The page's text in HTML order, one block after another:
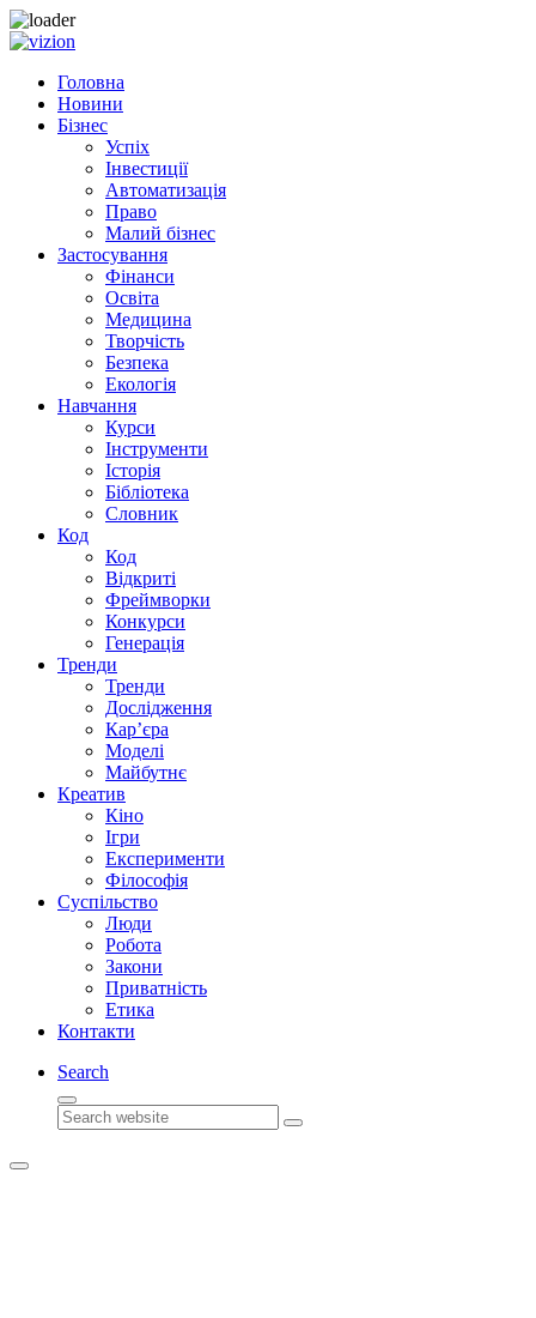
Skip to content
Головна
Новини
Бізнес
Успіх
Інвестиції
Автоматизація
Право
Малий бізнес
Застосування
Фінанси
Освіта
Медицина
Творчість
Безпека
Екологія
Навчання
Курси
Інструменти
Історія
Бібліотека
Словник
Код
Код
Відкриті
Фреймворки
Конкурси
Генерація
Тренди
Тренди
Дослідження
Кар’єра
Моделі
Майбутнє
Креатив
Кіно
Ігри
Експерименти
Філософія
Суспільство
Люди
Робота
Закони
Приватність
Етика
Контакти
Search
Search